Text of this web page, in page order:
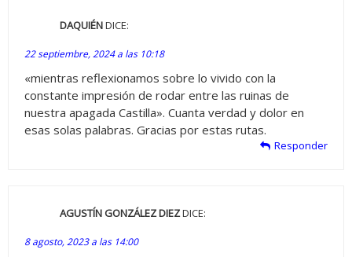
DAQUIÉNDICE:
22 septiembre, 2024 a las 10:18
«mientras reflexionamos sobre lo vivido con la
constante impresión de rodar entre las ruinas de
nuestra apagada Castilla». Cuanta verdad y dolor en
esas solas palabras. Gracias por estas rutas.
Responder
AGUSTÍN GONZÁLEZ DIEZDICE:
8 agosto, 2023 a las 14:00